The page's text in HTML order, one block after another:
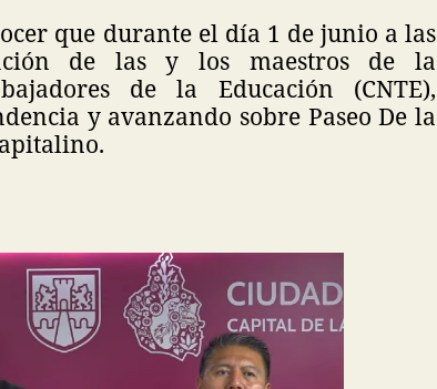
que durante el día 1 de junio a las
de las y los maestros de la
de la Educación (CNTE),
y avanzando sobre Paseo De la